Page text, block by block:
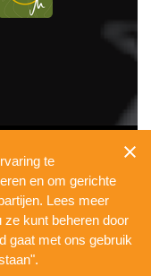
te
en om gerichte
Lees meer
ze kunt beheren door
gaat met ons gebruik